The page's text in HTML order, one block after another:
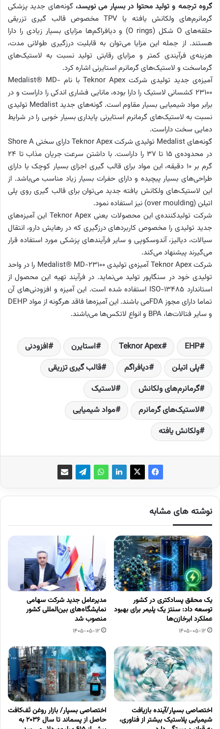
گروه ترجمه و تولید محتوا در بسپار می نویسد،گونه‌های جدید پزشکی
گرمانرم‌های ولکانش یافته یا TPV مخصوص قالب گیری تزریقی
حلقه‌های O شکل (O rings) و دیافراگم‌ها مزایای بسیار زیادی را دارا
هستند. از جمله این مزایا می‌توان به قابلیت درزگیری طولانی مدت،
هزینه‌ی فرآیندی کمتر و مزایای رقابتی تولید نسبت به لاستیک‌های
گرماسخت و لاستیک‌های گرمانرم استایرنی اشاره کرد.
آمیزه‌ی جدید تولیدی شرکت Teknor Apex با نام Medalist® MD-
23100 کشسانی لاستیک را دارا بوده، مانایی فشاری اندکی را داراست و در
برابر مواد شیمیایی بسیار مقاوم است. گونه‌های جدید Medalist تولیدی
نسبت به لاستیک‌های گرمانرم استایرنی پایداری بسیار خوبی را در شرایط
دمایی سخت داراست.
گونه‌های Medalist تولیدی شرکت Teknor Apex دارای سختی Shore A
در محدوده‌ی 15 تا 37 را داراست. با داشتن سرعت جریان مذاب تا 24
گرم بر 10 دقیقه، این مواد برای قالب گیری اجزای بسیار کوچک یا دارای
طراحی‌های بسیار پیچیده و دارای حفرات بسیار زیاد مناسب می‌باشد. از
این لاستیک‌های ولکانش یافته جدید می‌توان برای قالب گیری روی پلی
اتیلن (over moulding) نیز استفاده نمود.
شرکت تولیدکننده‌ی این محصولات یعنی Teknor Apex این آمیزه‌های
جدید تولیدی را مخصوص کاربردهای درزگیری که در رهایش دارو، انتقال
سیالات، دیالیز، آندوسکوپی و سایر فرآیندهای پزشکی مورد استفاده قرار
می‌گیرند پیشنهاد می‌کند.
شرکت Teknor Apex آمیزه‌ی تولیدی Medalist® MD-23100 را در واحد
تولیدی خود در سنگاپور تولید می‌نماید. در فرآیند تهیه این محصول از
استاندارد ISO-13485 استفاده شده است. این آمیزه و افزودنی‌های آن
تماما دارای مجوز FDAمی باشند. این آمیزه‌ها فاقد هرگونه از مواد DEHP
و سایر فتالات‌ها، BPA و انواع لاتکس‌ها می‌باشند.
EHP
Teknor Apex استایرن
افزودنی
پلی اتیلن
دیافراگم‌
قالب گیری تزریقی
گرمانرم‌های ولکانش
لاستیک
لاستیک‌های گرمانرم
مواد شیمیایی
ولکانش یافته
نوشته های مشابه
یک محقق پسادکتری در کشور
توسعه داد: سنتز یک پلیمر برای بهبود
عملکرد ابرخازن‌ها
1405-05-12
مدیرعامل جدید شرکت سهامی
نمایشگاه‌های بین‌المللی کشور
منصوب شد
1405-05-12
اختصاصی بسپار/آینده بازیافت
شیمیایی پلاستیک بیشتر از فناوری،
اختصاصی بسپار/ بازار روغن تَف‌کافت
حاصل از پسماند تا سال ۲۰۳۶ به